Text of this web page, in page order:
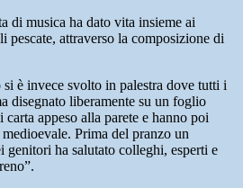
di musica ha dato vita insieme ai
pescate, attraverso la composizione di
è invece svolto in palestra dove tutti i
disegnato liberamente su un foglio
appeso alla parete e hanno poi
Prima del pranzo un
genitori ha salutato colleghi, esperti e